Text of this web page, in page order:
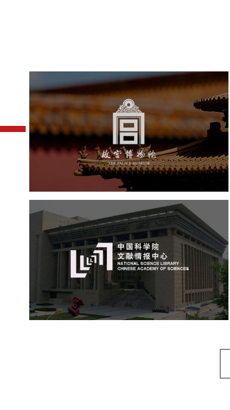
故宫博物院
文化艺术 博物馆
智慧博物馆
博物馆网站建设
景区网站建设
文创商城
万能专题
网站代运营
中国科学院文献情报中心
机构组织 网站建设
虚拟展厅
博物馆展厅设计
数字博物馆建设
展厅空间设计
北京展厅设计
产品展厅设计
企业展厅设计
公司展厅设计